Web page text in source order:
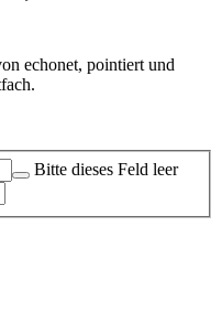
echonet, pointiert und
Bitte dieses Feld leer